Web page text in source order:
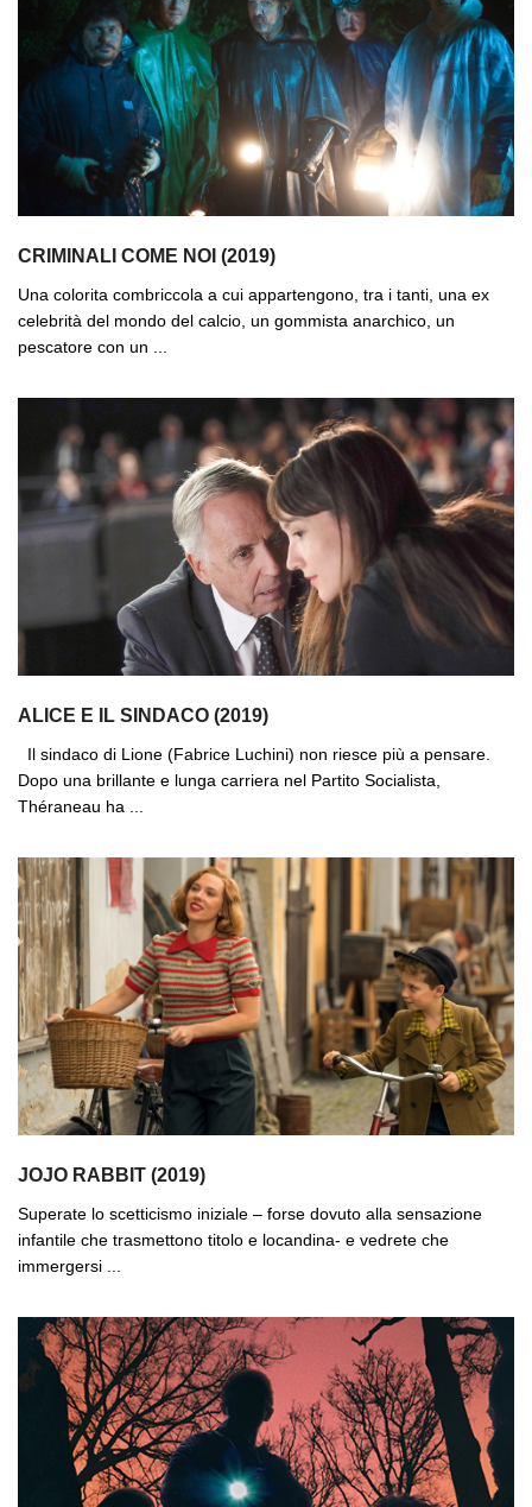
CRIMINALI COME NOI (2019)
Una colorita combriccola a cui appartengono, tra i tanti, una ex
celebrità del mondo del calcio, un gommista anarchico, un
pescatore con un ...
ALICE E IL SINDACO (2019)
Il sindaco di Lione (Fabrice Luchini) non riesce più a pensare.
Dopo una brillante e lunga carriera nel Partito Socialista,
Théraneau ha ...
JOJO RABBIT (2019)
Superate lo scetticismo iniziale – forse dovuto alla sensazione
infantile che trasmettono titolo e locandina- e vedrete che
immergersi ...